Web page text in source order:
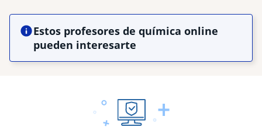
Estos profesores de química online
pueden interesarte